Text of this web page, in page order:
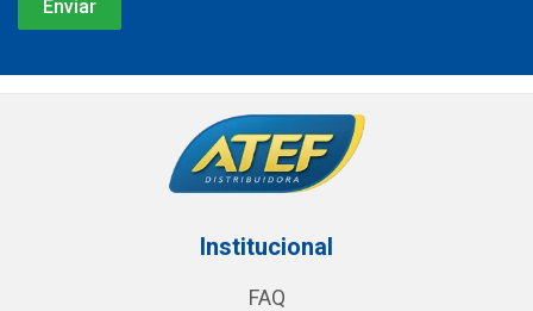
Institucional
FAQ